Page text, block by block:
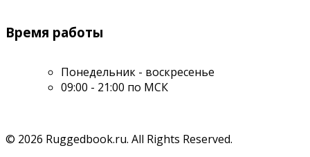
Время работы
Понедельник - воскресенье
09:00 - 21:00 по МСК
© 2026 Ruggedbook.ru. All Rights Reserved.